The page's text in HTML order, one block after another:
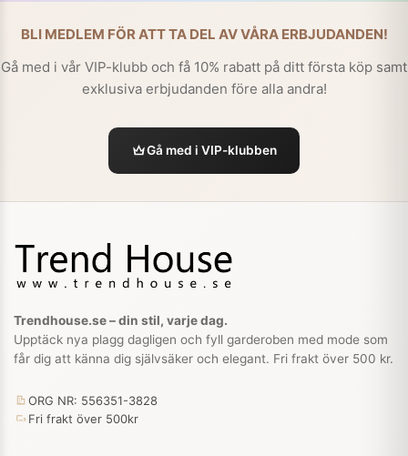
BLI MEDLEM FÖR ATT TA DEL AV VÅRA ERBJUDANDEN!
Gå med i vår VIP-klubb och få 10% rabatt på ditt första köp samt
exklusiva erbjudanden före alla andra!
Gå med i VIP-klubben
Trendhouse.se – din stil, varje dag.
Upptäck nya plagg dagligen och fyll garderoben med mode som
får dig att känna dig självsäker och elegant. Fri frakt över 500 kr.
ORG NR: 556351-3828
Fri frakt över 500kr